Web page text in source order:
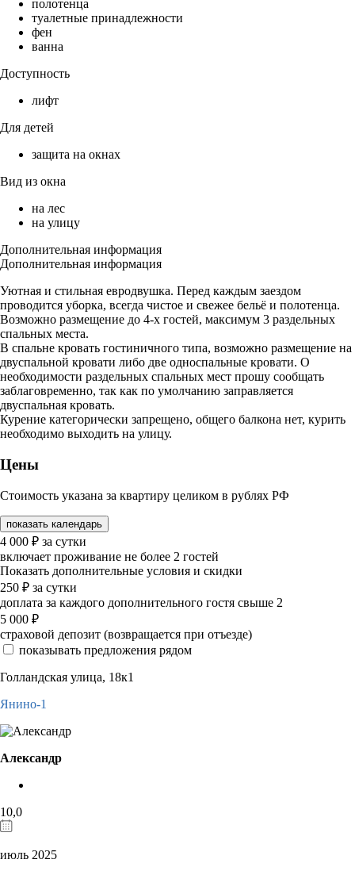
полотенца
туалетные принадлежности
фен
ванна
Доступность
лифт
Для детей
защита на окнах
Вид из окна
на лес
на улицу
Дополнительная информация
Дополнительная информация
Уютная и стильная евродвушка. Перед каждым заездом
проводится уборка, всегда чистое и свежее бельё и полотенца.
Возможно размещение до 4-х гостей, максимум 3 раздельных
спальных места.
В спальне кровать гостиничного типа, возможно размещение на
двуспальной кровати либо две односпальные кровати. О
необходимости раздельных спальных мест прошу сообщать
заблаговременно, так как по умолчанию заправляется
двуспальная кровать.
Курение категорически запрещено, общего балкона нет, курить
необходимо выходить на улицу.
Цены
Стоимость указана за квартиру целиком в рублях РФ
показать календарь
4 000 ₽ за сутки
включает проживание не более 2 гостей
Показать дополнительные условия и скидки
250 ₽ за сутки
доплата за каждого дополнительного гостя свыше 2
5 000 ₽
страховой депозит (возвращается при отъезде)
показывать предложения рядом
Голландская улица, 18к1
Янино-1
Александр
10,0
июль 2025